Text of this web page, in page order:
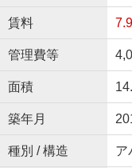
賃料
管理費等
面積
築年月
種別 / 構造 ア